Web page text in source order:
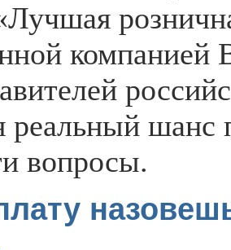
компанией
реальный шанс
вопросы.